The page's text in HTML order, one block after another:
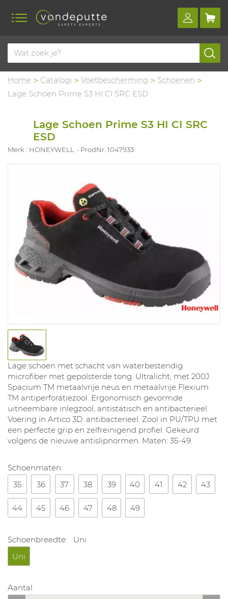
Home Catalogi Voetbescherming
Schoenen
Lage Schoen Prime S3 HI CI SRC ESD
Lage Schoen Prime S3 HI CI SRC
ESD
Merk : HONEYWELL ProdNr. 1047933
Lage schoen met schacht van waterbestendig
microfiber met gepolsterde tong. Ultralicht, met 200J
Spacium TM metaalvrije neus en metaalvrije Flexium
TM antiperforatiezool. Ergonomisch gevormde
uitneembare inlegzool, antistatisch en antibacterieel.
Voering in Artico 3D: antibacterieel. Zool in PU/TPU met
een perfecte grip en zelfreinigend profiel. Gekeurd
volgens de nieuwe antislipnormen. Maten: 35-49.
Schoenmaten:
35
36 37 38 39 40 41 42 43
44 45 46 47 48 49
Schoenbreedte:
Uni
Uni
Aantal